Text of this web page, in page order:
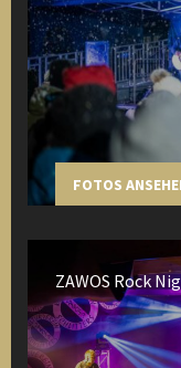
FOTOS
ZAWOS Rock